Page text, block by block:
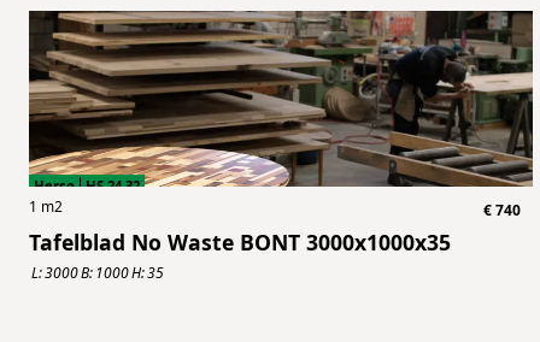
Herso HS.24.32
1 m2 €740
Tafelblad No Waste BONT 3000x1000x35
L:3000B: 1000H:35